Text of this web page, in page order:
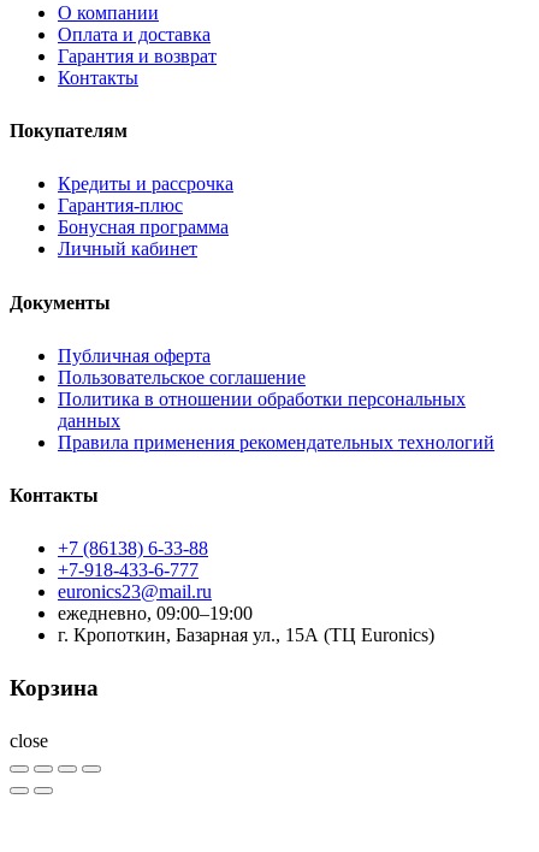
О компании
Оплата и доставка
Гарантия и возврат
Контакты
Покупателям
Кредиты и рассрочка
Гарантия-плюс
Бонусная программа
Личный кабинет
Документы
Публичная оферта
Пользовательское соглашение
Политика в отношении обработки персональных
данных
Правила применения рекомендательных технологий
Контакты
+7 (86138) 6-33-88
+7-918-433-6-777
euronics23@mail.ru
ежедневно, 09:00–19:00
г. Кропоткин, Базарная ул., 15А (ТЦ Euronics)
Корзина
close